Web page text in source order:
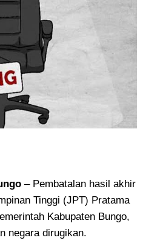
– Pembatalan hasil akhir
Tinggi (JPT) Pratama
Kabupaten Bungo,
negara dirugikan.